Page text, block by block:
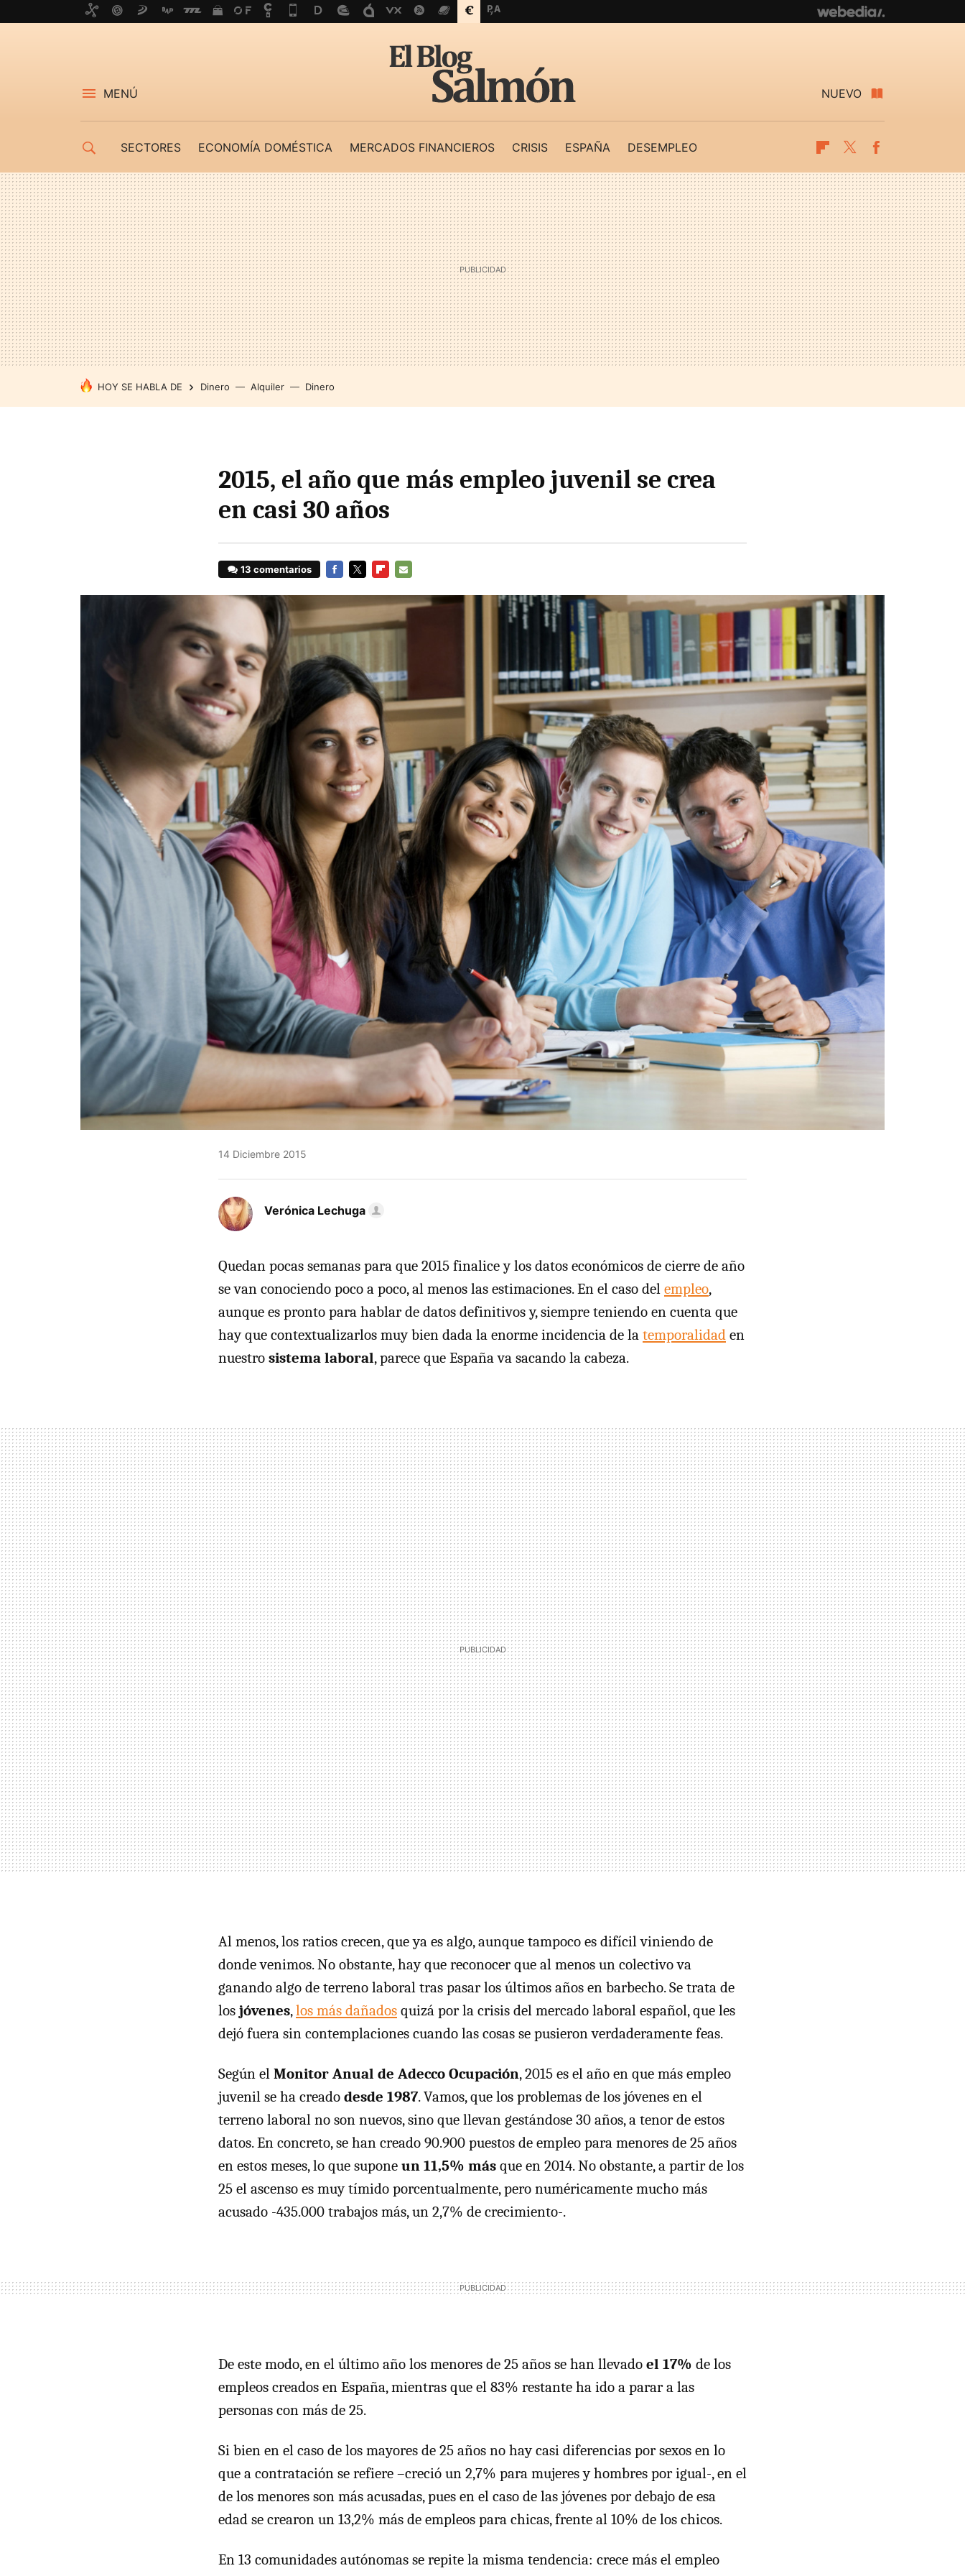
MENÚ NUEVO
SECTORES ECONOMÍA DOMÉSTICA MERCADOS FINANCIEROS CRISIS ESPAÑA DESEMPLEO Flipboard
Twitter
HOY SE HABLA DE Dinero Alquiler Dinero
2015, el año que más empleo juvenil se crea
en casi 30 años
13 comentarios
MAIL
14 Diciembre 2015
Verónica Lechuga
Quedan pocas semanas para que 2015 finalice y los datos económicos de cierre de año
se van conociendo poco a poco, al menos las estimaciones. En el caso del empleo,
aunque es pronto para hablar de datos definitivos y, siempre teniendo en cuenta que
hay que contextualizarlos muy bien dada la enorme incidencia de la temporalidad en
nuestro sistema laboral, parece que España va sacando la cabeza.
Al menos, los ratios crecen, que ya es algo, aunque tampoco es difícil viniendo de
donde venimos. No obstante, hay que reconocer que al menos un colectivo va
ganando algo de terreno laboral tras pasar los últimos años en barbecho. Se trata de
los jóvenes,los más dañados quizá por la crisis del mercado laboral español, que les
dejó fuera sin contemplaciones cuando las cosas se pusieron verdaderamente feas.
Según el Monitor Anual de Adecco Ocupación, 2015 es el año en que más empleo
juvenil se ha creado desde 1987. Vamos, que los problemas de los jóvenes en el
terreno laboral no son nuevos, sino que llevan gestándose 30 años, a tenor de estos
datos. En concreto, se han creado 90.900 puestos de empleo para menores de 25 años
en estos meses, lo que supone un 11,5% más que en 2014. No obstante, a partir de los
25 el ascenso es muy tímido porcentualmente, pero numéricamente mucho más
acusado -435.000 trabajos más, un 2,7% de crecimiento-.
De este modo, en el último año los menores de 25 años se han llevado el 17% de los
empleos creados en España, mientras que el 83% restante ha ido a parar a las
personas con más de 25.
Si bien en el caso de los mayores de 25 años no hay casi diferencias por sexos en lo
que a contratación se refiere –creció un 2,7% para mujeres y hombres por igual-, en el
de los menores son más acusadas, pues en el caso de las jóvenes por debajo de esa
edad se crearon un 13,2% más de empleos para chicas, frente al 10% de los chicos.
En 13 comunidades autónomas se repite la misma tendencia: crece más el empleo